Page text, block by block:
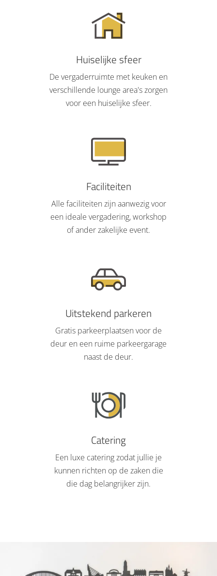
Huiselijke sfeer
De vergaderruimte met keuken en
verschillende lounge area's zorgen
voor een huiselijke sfeer.
Faciliteiten
Alle faciliteiten zijn aanwezig voor
een ideale vergadering, workshop
of ander zakelijke event.
Uitstekend parkeren
Gratis parkeerplaatsen voor de
deur en een ruime parkeergarage
naast de deur.
Catering
Een luxe catering zodat jullie je
kunnen richten op de zaken die
die dag belangrijker zijn.